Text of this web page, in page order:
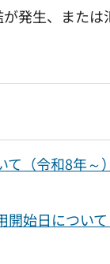
発生、また
て（令和8年
開始日につい